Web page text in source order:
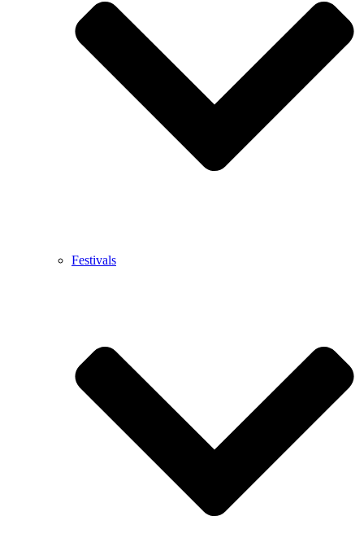
Festivals